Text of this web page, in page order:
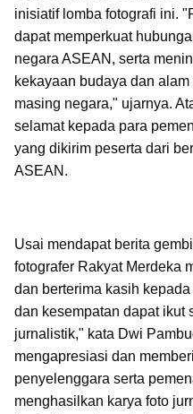
inisiatif lomba fotografi ini.
dapat memperkuat
negara ASEAN, serta
kekayaan budaya dan
masing negara," ujarnya.
selamat kepada para
yang dikirim peserta dari
ASEAN.
Usai mendapat berita
fotografer Rakyat Merdeka
dan berterima kasih
dan kesempatan dapat ikut
jurnalistik," kata Dwi
mengapresiasi dan
penyelenggara serta
menghasilkan karya foto